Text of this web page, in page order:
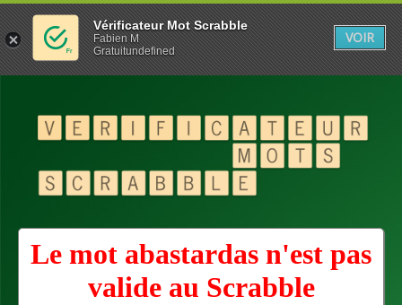
Le mot abastardas n'est pas
valide au Scrabble
Vérificateur Mot Scrabble
Fabien M
Gratuitundefined
VOIR